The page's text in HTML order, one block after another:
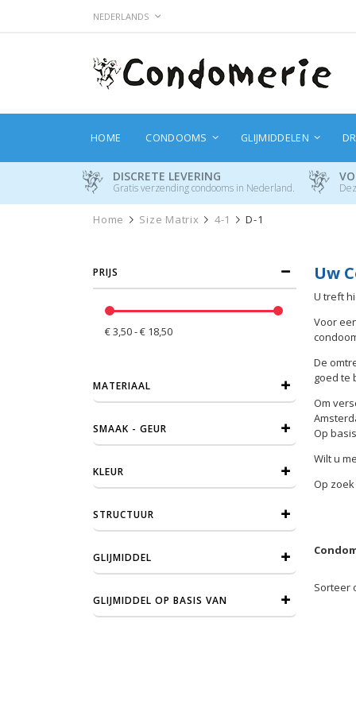
Ga
inhoud
TAAL
NEDERLANDS
HOME CONDOOMS GLIJMIDDELEN
DISCRETE LEVERING
Gratis verzending condooms in Nederland.
Home Size Matrix 4-1 D-1
Uw
U treft
Voor
De
goed te
Om
Op
Wilt u
Op
Sorteer
PRIJS
€ 3,50 - € 18,50
MATERIAAL
SMAAK - GEUR
KLEUR
STRUCTUUR
GLIJMIDDEL
GLIJMIDDEL OP BASIS VAN